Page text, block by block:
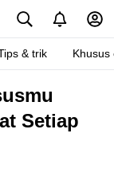
& trik Khusus
Setiap